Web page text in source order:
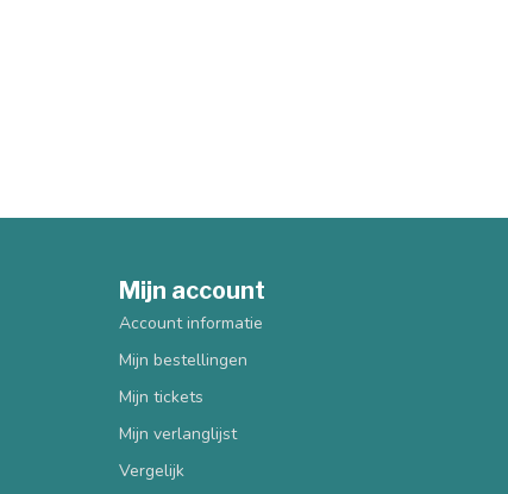
Mijn account
Account informatie
Mijn bestellingen
Mijn tickets
Mijn verlanglijst
Vergelijk